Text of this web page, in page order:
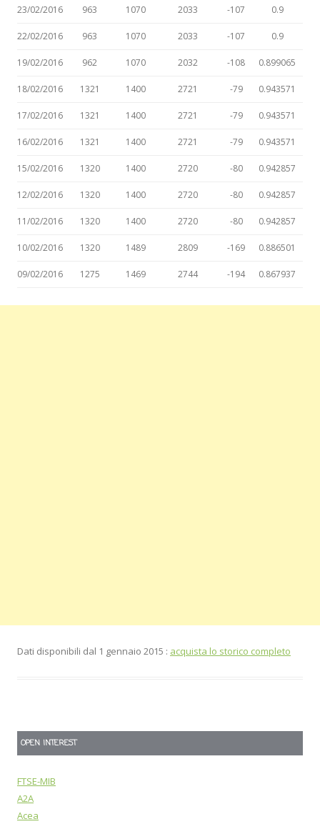
23/02/2016 963 1070 2033 -107 0.9
22/02/2016 963 1070 2033 -107 0.9
19/02/2016 962 1070 2032 -108 0.899065
18/02/2016 1321 1400 2721 -79 0.943571
17/02/2016 1321 1400 2721 -79 0.943571
16/02/2016 1321 1400 2721 -79 0.943571
15/02/2016 1320 1400 2720 -80 0.942857
12/02/2016 1320 1400 2720 -80 0.942857
11/02/2016 1320 1400 2720 -80 0.942857
10/02/2016 1320 1489 2809 -169 0.886501
09/02/2016 1275 1469 2744 -194 0.867937
Dati disponibili dal 1 gennaio 2015 : acquista lo storico completo
OPEN INTEREST
FTSE-MIB
A2A
Acea